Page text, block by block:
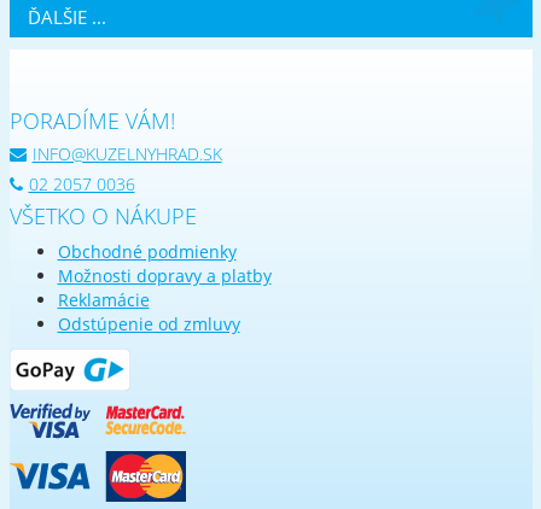
ĎALŠIE ...
PORADÍME VÁM!
INFO@KUZELNYHRAD.SK
02 2057 0036
VŠETKO O NÁKUPE
Obchodné podmienky
Možnosti dopravy a platby
Reklamácie
Odstúpenie od zmluvy